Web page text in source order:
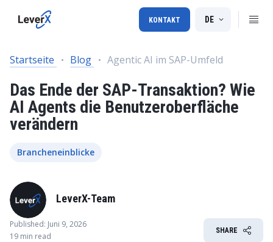
DE
KONTAKT
Startseite Blog Agentic AI im SAP-Umfeld
Das Ende der SAP-Transaktion? Wie
AI Agents die Benutzeroberfläche
verändern
Brancheneinblicke
LeverX-Team
Published: Juni 9, 2026
19 min read
SHARE